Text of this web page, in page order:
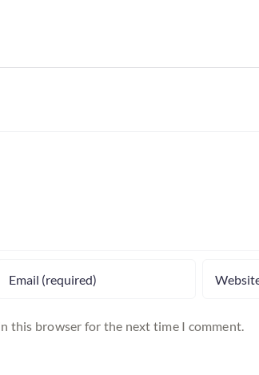
this browser for the next time I comment.